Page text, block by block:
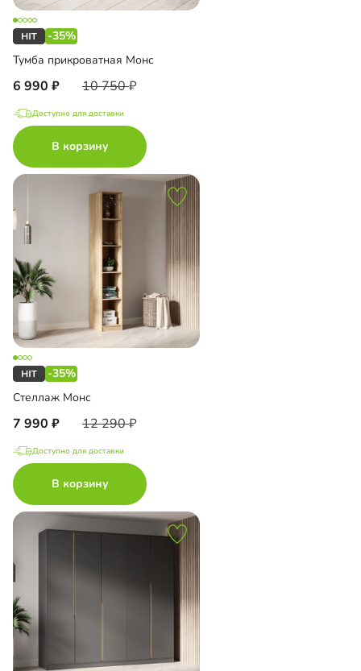
-35%
Тумба прикроватная Монс
6 990 10 750
Доступно для доставки
В корзину
-35%
Стеллаж Монс
7 990 12 290
Доступно для доставки
В корзину